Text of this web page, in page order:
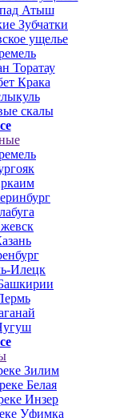
Атыш
Зубчатки
ущелье
Торатау
Крака
скалы
Илецк
Зилим
Белая
Инзер
Уфимка